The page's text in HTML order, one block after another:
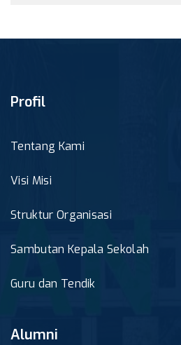
Profil
Tentang Kami
Visi Misi
Struktur Organisasi
Sambutan Kepala Sekolah
Guru dan Tendik
Alumni